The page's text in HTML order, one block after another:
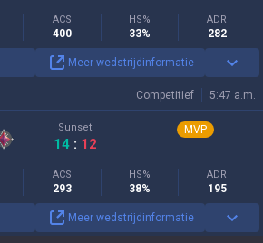
ACS
400
HS%
33%
ADR
282
Meer wedstrijdinformatie
Competitief 5:47 a.m.
Sunset
14 : 12
MVP
ACS
293
HS%
38%
ADR
195
Meer wedstrijdinformatie